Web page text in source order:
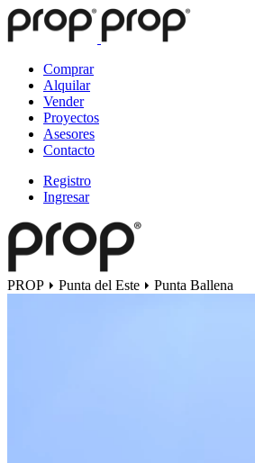
Comprar
Alquilar
Vender
Proyectos
Asesores
Contacto
Registro
Ingresar
PROP Punta del Este Punta Ballena